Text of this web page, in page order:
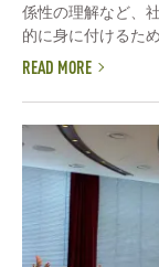
係性の理解など、
的に身に付けるた
READ MORE